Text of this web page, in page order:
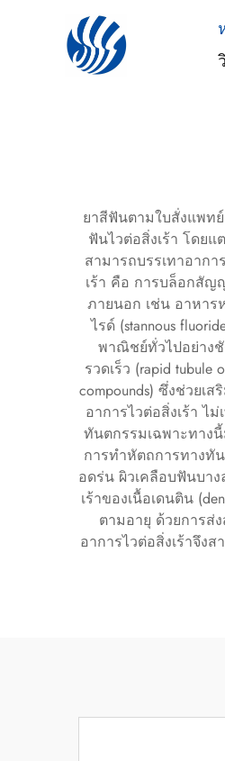
ยาสีฟันตามใบสั่งแพท
ฟันไวต่อสิ่งเร้า โดย
สามารถบรรเทาอาก
เร้า คือ การบล็อกสัญ
ภายนอก เช่น อาหาร
ไรด์ (stannous
พาณิชย์ทั่วไปอย่าง
รวดเร็ว (rapid
compounds) ซึ่งช่วย
อาการไวต่อสิ่งเร้า ไ
ทันตกรรมเฉพาะทาง
การทำหัตถการทางทั
อดร่น ผิวเคลือบฟันบา
เร้าของเนื้อเดนติน
ตามอายุ ด้วยการส่
อาการไวต่อสิ่งเร้าจึง